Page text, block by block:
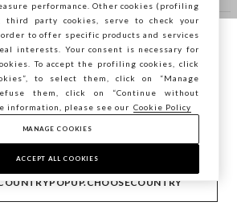
S.p.A. P.Iva 04240010274 - Cap. Soc.
290.923.470 -2.4.0
Italia, vrei să
CONFIRMĂ
România
performance. Other cookies (profiling
third party cookies, serve to check your
to offer specific products and services
interests. Your consent is necessary for
To accept the profiling cookies, click
to select them, click on “Manage
them, click on “Continue without
information, please see our Cookie Policy
MANAGE COOKIES
ACCEPT ALL COOKIES